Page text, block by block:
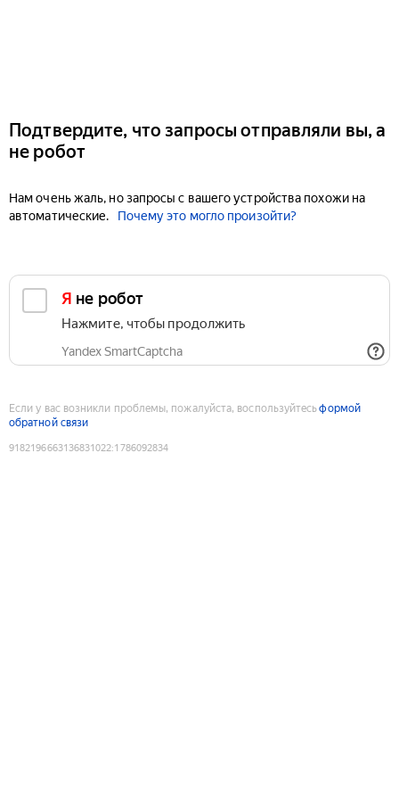
Подтвердите, что запросы отправляли вы, а
не робот
Нам очень жаль, но запросы с вашего устройства похожи на
автоматические.
Почему это могло произойти?
Я не робот
Нажмите, чтобы продолжить
Yandex SmartCaptcha
Если у вас возникли проблемы, пожалуйста, воспользуйтесьформой
обратной связи
9182196663136831022:1786092834